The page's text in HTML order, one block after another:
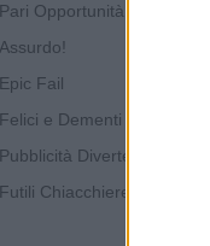
Pari Opportunità
Assurdo!
Epic Fail
Felici e Dementi
Pubblicità Divertenti
Futili Chiacchiere